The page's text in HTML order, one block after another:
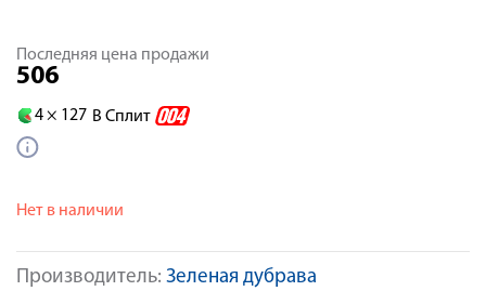
Производитель: Зеленая дубрава
Последняя цена продажи
506
4 × 127 В Сплит
Нет в наличии